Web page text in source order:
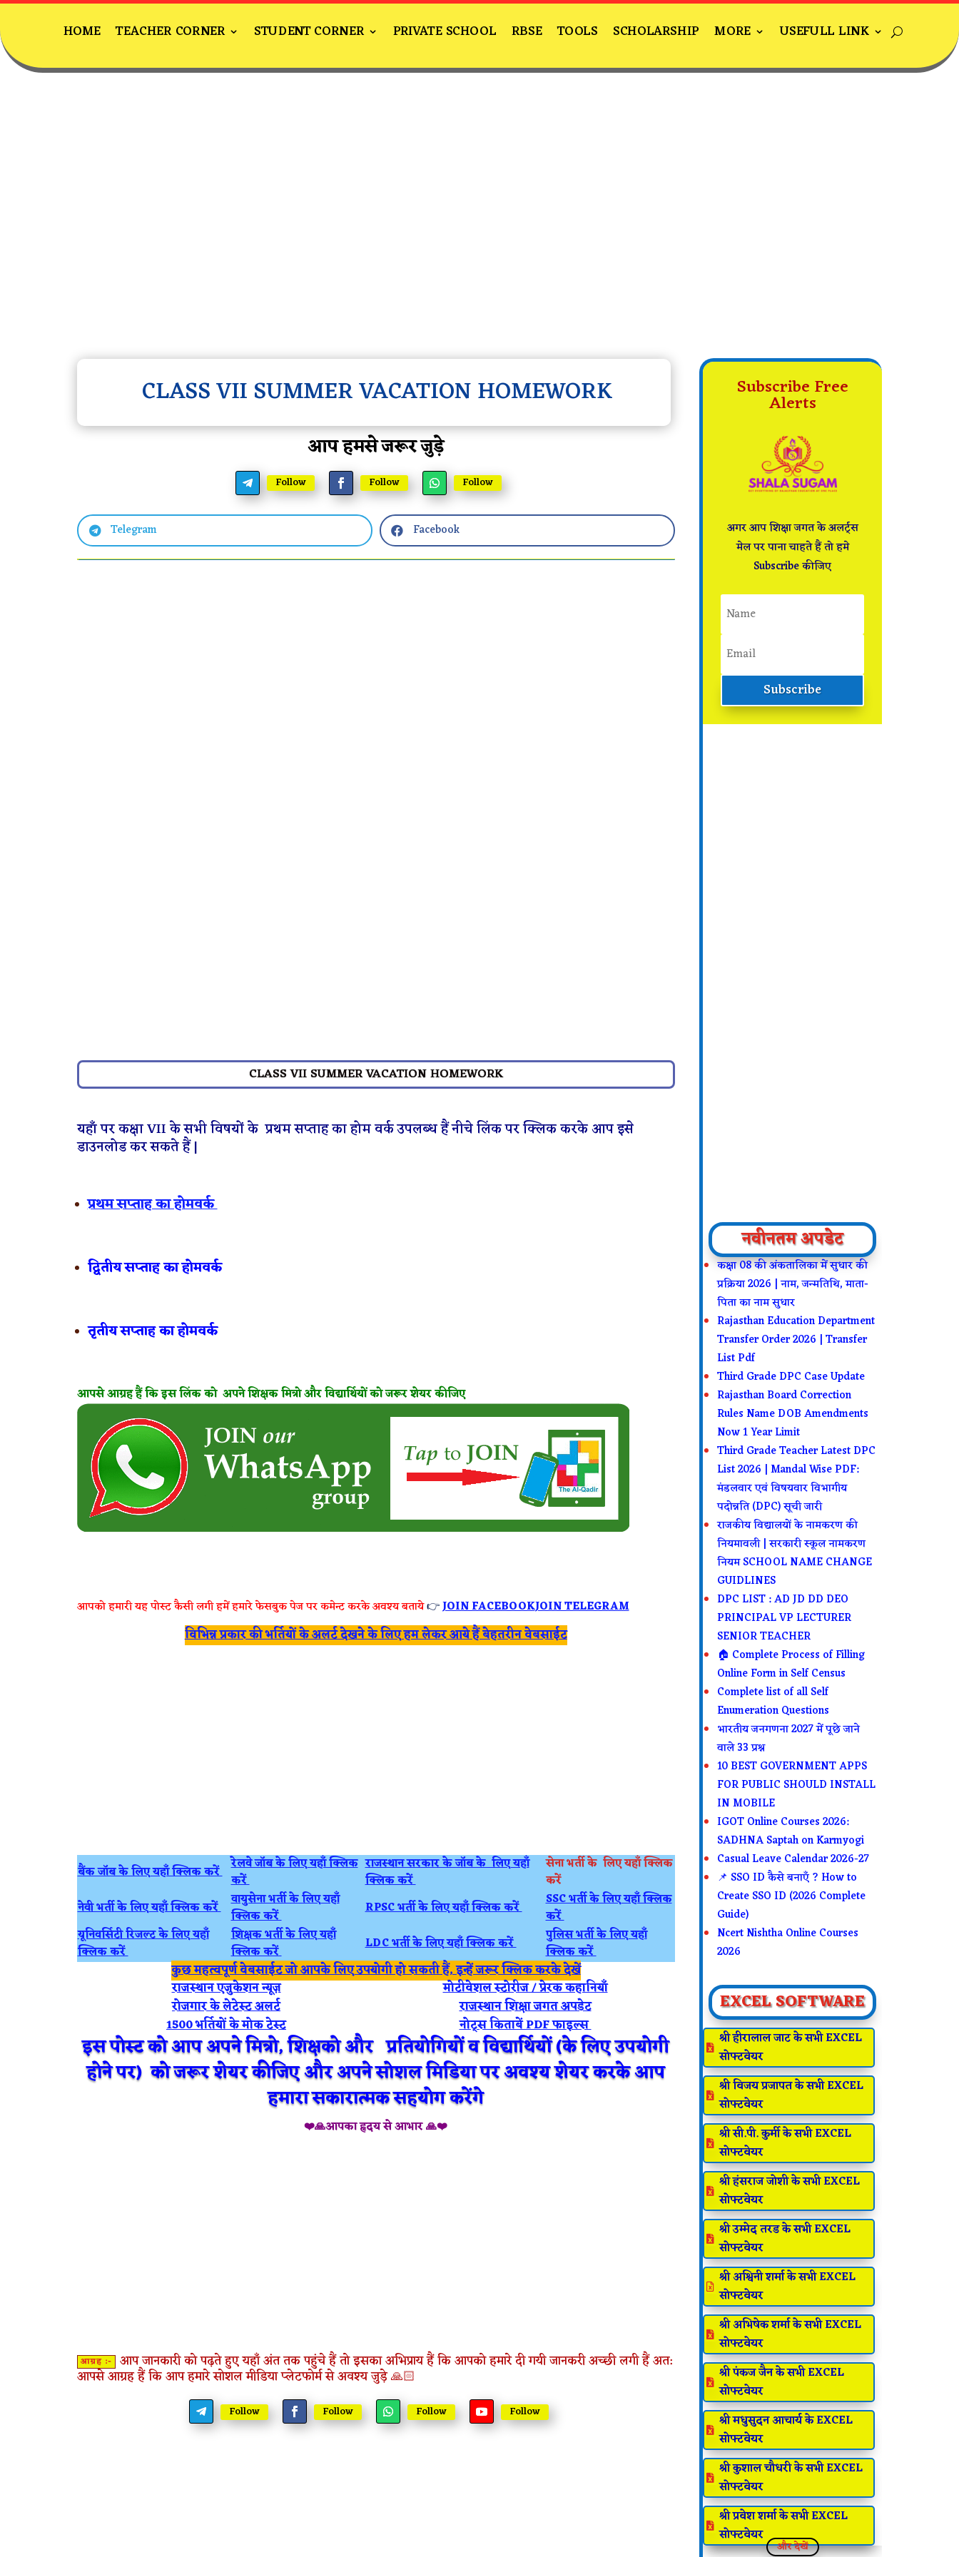
HOME TEACHER CORNER STUDENT CORNER PRIVATE SCHOOL RBSE TOOLS SCHOLARSHIP MORE USEFULL LINK
CLASS VII SUMMER VACATION HOMEWORK
आप हमसे जरूर जुड़े
Follow Follow Follow
 Telegram  Facebook
CLASS VII SUMMER VACATION HOMEWORK
यहाँ पर कक्षा VII के सभी विषयों के प्रथम सप्ताह का होम वर्क उपलब्ध हैं नीचे लिंक पर क्लिक करके आप इसे
डाउनलोड कर सकते हैं |
प्रथम सप्ताह का होमवर्क
द्वितीय सप्ताह का होमवर्क
तृतीय सप्ताह का होमवर्क
आपसे आग्रह हैं कि इस लिंक को अपने शिक्षक मित्रो और विद्यार्थियों को जरूर शेयर कीजिए
आपको हमारी यह पोस्ट कैसी लगी हमें हमारे फेसबुक पेज पर कमेन्ट करके अवश्य बताये👉JOIN FACEBOOKJOIN TELEGRAM
विभिन्न प्रकार की भर्तियों के अलर्ट देखने के लिए हम लेकर आये हैं बेहतरीन वेबसाईट
बैंक जॉब के लिए यहाँ क्लिक करें रेलवे जॉब के लिए यहाँ क्लिक
करें
राजस्थान सरकार के जॉब के लिए यहाँ
क्लिक करें
सेना भर्ती के लिए यहाँ क्लिक
करें
नेवी भर्ती के लिए यहाँ क्लिक करें वायुसेना भर्ती के लिए यहाँ
क्लिक करें
RPSC भर्ती के लिए यहाँ क्लिक करें
SSC भर्ती के लिए यहाँ क्लिक
करें
यूनिवर्सिटी रिजल्ट के लिए यहाँ
क्लिक करें
शिक्षक भर्ती के लिए यहाँ
क्लिक करें
LDC भर्ती के लिए यहाँ क्लिक करें
पुलिस भर्ती के लिए यहाँ
क्लिक करें
कुछ महत्वपूर्ण वेबसाईट जो आपके लिए उपयोगी हो सकती हैं, इन्हें जरूर क्लिक करके देखें
राजस्थान एजुकेशन न्यूज़
मोटीवेशल स्टोरीज / प्रेरक कहानियाँ
रोजगार के लेटेस्ट अलर्ट
राजस्थान शिक्षा जगत अपडेट
1500 भर्तियों के मोक टेस्ट
नोट्स किताबें PDF फाइल्स
इस पोस्ट को आप अपने मित्रो, शिक्षको और प्रतियोगियों व विद्यार्थियों (के लिए उपयोगी
होने पर) को जरूर शेयर कीजिए और अपने सोशल मिडिया पर अवश्य शेयर करके आप
हमारा सकारात्मक सहयोग करेंगे
❤️🙏आपका हृदय से आभार 🙏❤️
आग्रह :- आप जानकारी को पढ़ते हुए यहाँ अंत तक पहुंचे हैं तो इसका अभिप्राय हैं कि आपको हमारे दी गयी जानकरी अच्छी लगी हैं अत:
आपसे आग्रह हैं कि आप हमारे सोशल मीडिया प्लेटफोर्म से अवश्य जुड़े 🙏🏻
Follow Follow Follow Follow
Subscribe Free
Alerts
अगर आप शिक्षा जगत के अलर्ट्स
मेल पर पाना चाहते हैं तो हमे
Subscribe कीजिए
Subscribe
नवीनतम अपडेट
कक्षा 08 की अंकतालिका में सुधार की
प्रक्रिया 2026 | नाम, जन्मतिथि, माता-
पिता का नाम सुधार
Rajasthan Education Department
Transfer Order 2026 | Transfer
List Pdf
Third Grade DPC Case Update
Rajasthan Board Correction
Rules Name DOB Amendments
Now 1 Year Limit
Third Grade Teacher Latest DPC
List 2026 | Mandal Wise PDF:
मंडलवार एवं विषयवार विभागीय
पदोन्नति (DPC) सूची जारी
राजकीय विद्यालयों के नामकरण की
नियमावली | सरकारी स्कूल नामकरण
नियम SCHOOL NAME CHANGE
GUIDLINES
DPC LIST : AD JD DD DEO
PRINCIPAL VP LECTURER
SENIOR TEACHER
🏠 Complete Process of Filling
Online Form in Self Census
Complete list of all Self
Enumeration Questions
भारतीय जनगणना 2027 में पूछे जाने
वाले 33 प्रश्न
10 BEST GOVERNMENT APPS
FOR PUBLIC SHOULD INSTALL
IN MOBILE
IGOT Online Courses 2026:
SADHNA Saptah on Karmyogi
Casual Leave Calendar 2026-27
📌 SSO ID कैसे बनाएँ ? How to
Create SSO ID (2026 Complete
Guide)
Ncert Nishtha Online Courses
2026
EXCEL SOFTWARE
 श्री हीरालाल जाट के सभी EXCEL
सोफ्टवेयर
 श्री विजय प्रजापत के सभी EXCEL
सोफ्टवेयर
 श्री सी.पी. कुर्मी के सभी EXCEL
सोफ्टवेयर
 श्री हंसराज जोशी के सभी EXCEL
सोफ्टवेयर
 श्री उम्मेद तरड के सभी EXCEL
सोफ्टवेयर
 श्री अश्विनी शर्मा के सभी EXCEL
सोफ्टवेयर
 श्री अभिषेक शर्मा के सभी EXCEL
सोफ्टवेयर
 श्री पंकज जैन के सभी EXCEL
सोफ्टवेयर
 श्री मधुसुदन आचार्य के EXCEL
सोफ्टवेयर
 श्री कुशाल चौधरी के सभी EXCEL
सोफ्टवेयर
 श्री प्रवेश शर्मा के सभी EXCEL
सोफ्टवेयर
और देखें